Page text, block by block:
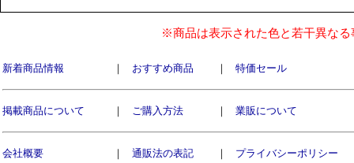
※商品は表示された色と若干異な
新着商品情報 ｜ おすすめ商品 ｜ 特価セール
掲載商品について ｜ ご購入方法 ｜ 業販について
会社概要 ｜ 通販法の表記 ｜ プライバシーポリシー